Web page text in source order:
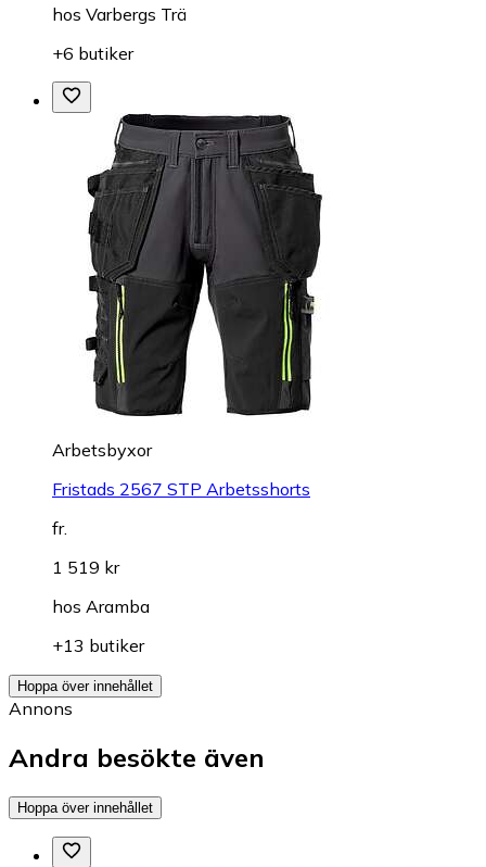
hos Varbergs Trä
+6 butiker
Arbetsbyxor
Fristads 2567 STP Arbetsshorts
fr.
1 519 kr
hos Aramba
+13 butiker
Hoppa över innehållet
Annons
Andra besökte även
Hoppa över innehållet